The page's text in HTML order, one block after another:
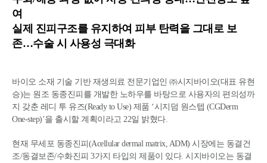
여
실제 진피구조를 유지하여 피부 탄력을 그대로 보
존…수술 시 사용성 극대화
바이오 소재 기술 기반 재생의료 전문기업인 ㈜시지바이오(대표 유현
승)는 원조 동종진피를 개발한 노하우를 바탕으로 사용자의 편의성까
지 갖춘 레디 투 유즈(Ready to Use) 제품 ‘시지덤 원스텝 (CGDerm
One-step)’을 출시할 계획이라고 22일 밝혔다.
현재 무세포 동종진피(Acellular dermal matrix, ADM) 시장에는 동결건
조/동결보존/수화진피 3가지 타입의 제품이 있다. 시지바이오는 동결